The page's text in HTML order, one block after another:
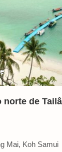
norte de
Mai, Koh Samui